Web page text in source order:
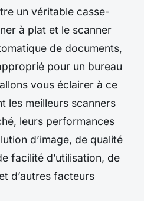
un véritable casse-
à plat et le scanner
de documents,
pour un bureau
vous éclairer à ce
les meilleurs scanners
leurs performances
d’image, de qualité
facilité d’utilisation, de
d’autres facteurs